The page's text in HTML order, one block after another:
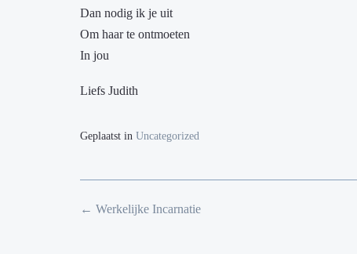
Dan nodig ik je uit
Om haar te ontmoeten
In jou
Liefs Judith
Geplaatst in Uncategorized
Bericht
← Werkelijke Incarnatie